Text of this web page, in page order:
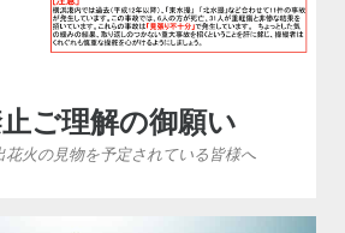
ご理解の御願い
花火の見物を予定されている皆様へ